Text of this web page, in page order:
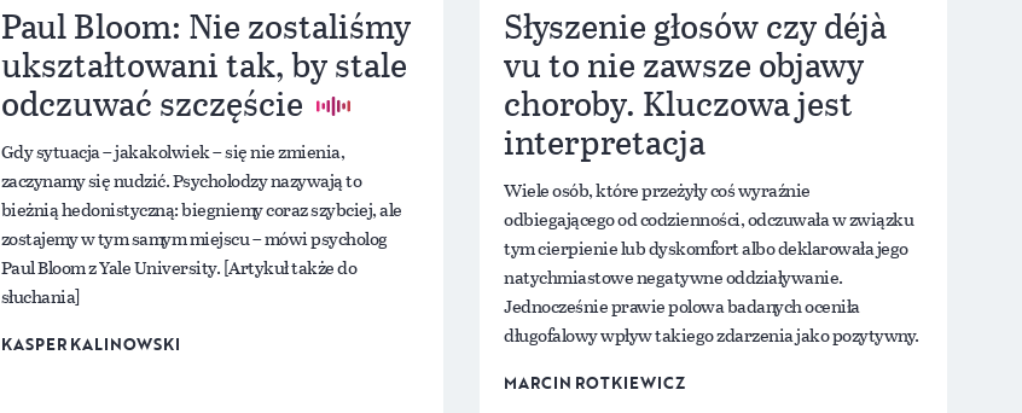
Paul Bloom: Nie zostaliśmy
ukształtowani tak, by stale
odczuwać szczęście
Gdy sytuacja – jakakolwiek – się nie zmienia,
zaczynamy się nudzić. Psycholodzy nazywają to
bieżnią hedonistyczną: biegniemy coraz szybciej, ale
zostajemy w tym samym miejscu – mówi psycholog
Paul Bloom z Yale University. [Artykuł także do
słuchania]
KASPER KALINOWSKI
Słyszenie głosów czy déjà
vu to nie zawsze objawy
choroby. Kluczowa jest
interpretacja
Wiele osób, które przeżyły coś wyraźnie
odbiegającego od codzienności, odczuwała w związku
tym cierpienie lub dyskomfort albo deklarowała jego
natychmiastowe negatywne oddziaływanie.
Jednocześnie prawie polowa badanych oceniła
długofalowy wpływ takiego zdarzenia jako pozytywny.
MARCIN ROTKIEWICZ